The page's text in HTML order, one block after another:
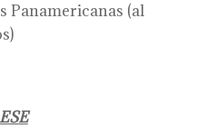
Panamericanas (al